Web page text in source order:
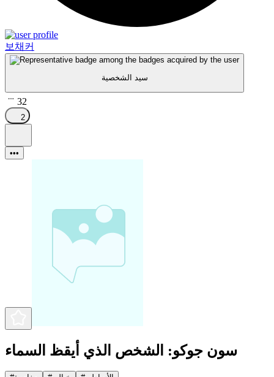
보채커
سيد الشخصية
32
2
•••
سون جوكو: الشخص الذي أيقظ السماء